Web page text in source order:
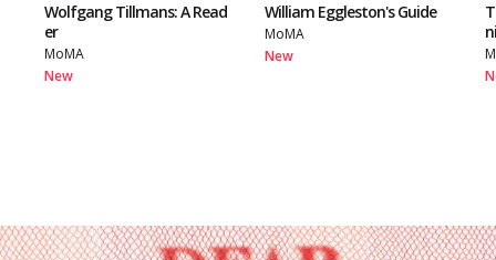
Wolfgang Tillmans: A Read
er
MoMA
New
William Eggleston's Guide
MoMA
New